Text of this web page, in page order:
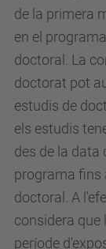
de la primera
en el
doctoral. La
doctorat pot
estudis de
els estudis
des de la data
programa fins
doctoral. A
considera que
període